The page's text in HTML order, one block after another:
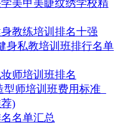
美甲美睫纹绣学校精
教练培训排名十强
身私教培训班排行名单
师培训班排名
师培训班费用标准_
)
名单汇总